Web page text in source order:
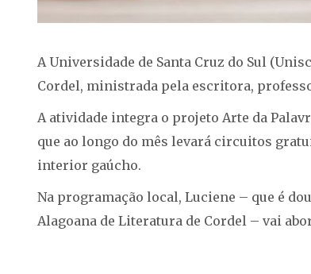
A Universidade de Santa Cruz do Sul
Cordel, ministrada pela escritora,
A atividade integra o projeto Arte da
que ao longo do mês levará circuitos
interior gaúcho.
Na programação local, Luciene – que é
Alagoana de Literatura de Cordel – vai